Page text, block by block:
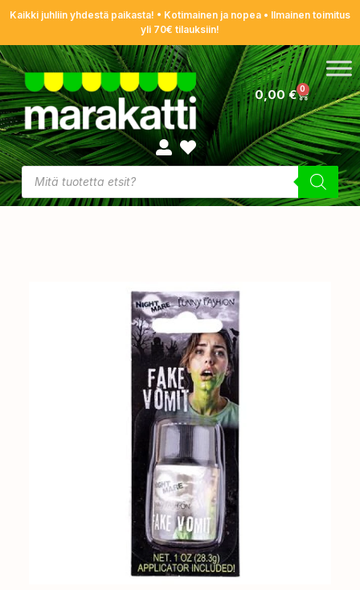
Kaikki juhliin yhdestä paikasta! • Kotimainen ja nopea • Ilmainen toimitus
yli 70€ tilauksiin!
0,00€ 0